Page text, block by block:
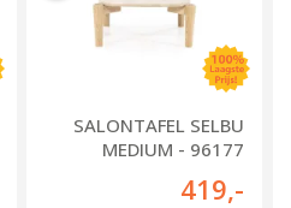
SALONTAFEL SELBU
MEDIUM - 96177
419,-